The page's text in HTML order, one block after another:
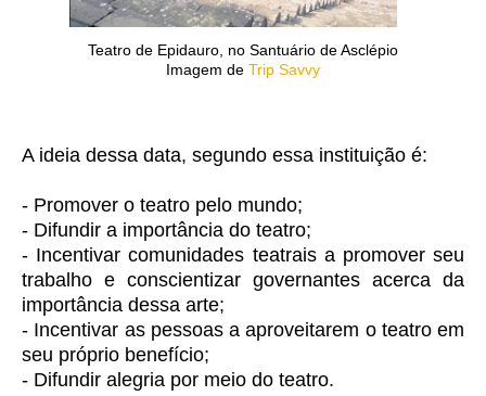
Teatro de Epidauro, no Santuário de Asclépio
Imagem de Trip Savvy
A ideia dessa data, segundo essa instituição é:
- Promover o teatro pelo mundo;
- Difundir a importância do teatro;
- Incentivar comunidades teatrais a promover seu
trabalho e conscientizar governantes acerca da
importância dessa arte;
- Incentivar as pessoas a aproveitarem o teatro em
seu próprio benefício;
- Difundir alegria por meio do teatro.